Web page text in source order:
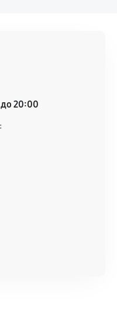
течение
заявленным
20:00